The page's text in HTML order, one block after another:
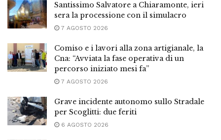
Santissimo Salvatore a Chiaramonte, ieri
sera la processione con il simulacro
7 AGOSTO 2026
Comiso e i lavori alla zona artigianale, la
Cna: “Avviata la fase operativa di un
percorso iniziato mesi fa”
7 AGOSTO 2026
Grave incidente autonomo sullo Stradale
per Scoglitti: due feriti
6 AGOSTO 2026